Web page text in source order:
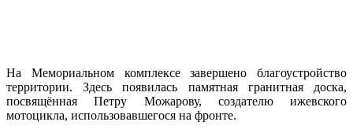
На Мемориальном комплексе завершено благоустройство
территории. Здесь появилась памятная гранитная доска,
посвящённая Петру Можарову, создателю ижевского
мотоцикла, использовавшегося на фронте.